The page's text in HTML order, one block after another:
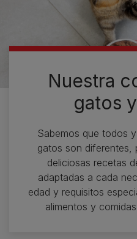
Nuestra
gatos
Sabemos que todos
gatos son diferentes,
deliciosas recetas
adaptadas a cada
edad y requisitos
alimentos y